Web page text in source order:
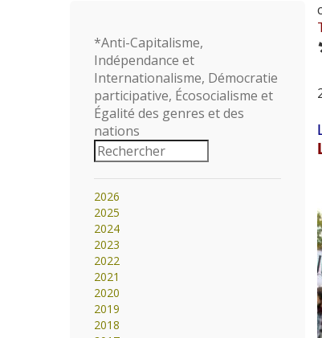
*Anti-Capitalisme,
Indépendance et
Internationalisme, Démocratie
participative, Écosocialisme et
Égalité des genres et des
nations
2026
2025
2024
2023
2022
2021
2020
2019
2018